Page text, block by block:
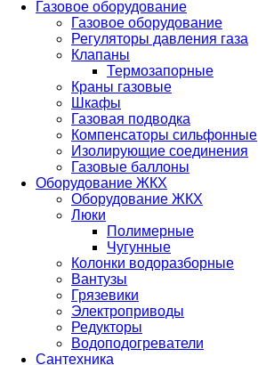
Газовое оборудование
Газовое оборудование
Регуляторы давления газа
Клапаны
Термозапорные
Краны газовые
Шкафы
Газовая подводка
Компенсаторы сильфонные
Изолирующие соединения
Газовые баллоны
Оборудование ЖКХ
Оборудование ЖКХ
Люки
Полимерные
Чугунные
Колонки водоразборные
Вантузы
Грязевики
Электроприводы
Редукторы
Водоподогреватели
Сантехника